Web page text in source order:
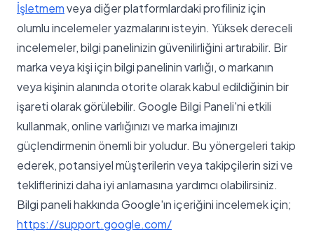
İşletmemveya diğer platformlardaki profiliniz için
olumlu incelemeler yazmalarını isteyin. Yüksek dereceli
incelemeler, bilgi panelinizin güvenilirliğini artırabilir. Bir
marka veya kişi için bilgi panelinin varlığı, o markanın
veya kişinin alanında otorite olarak kabul edildiğinin bir
işareti olarak görülebilir. Google Bilgi Paneli'ni etkili
kullanmak, online varlığınızı ve marka imajınızı
güçlendirmenin önemli bir yoludur. Bu yönergeleri takip
ederek, potansiyel müşterilerin veya takipçilerin sizi ve
tekliflerinizi daha iyi anlamasına yardımcı olabilirsiniz.
Bilgi paneli hakkında Google'ın içeriğini incelemek için;
https://support.google.com/